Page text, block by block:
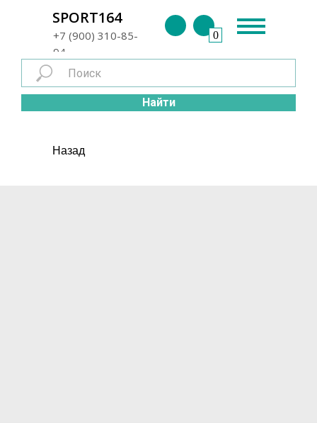
+7 (900) 310-85-
94
SPORT164
0
Найти
Назад